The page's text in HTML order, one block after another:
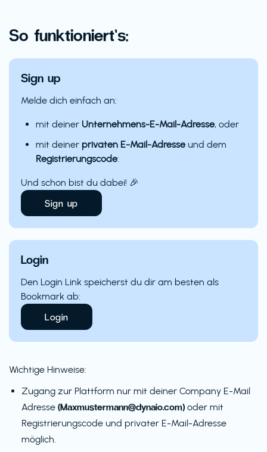
So funktioniert’s:
Sign up
Melde dich einfach an:
mit deiner Unternehmens-E-Mail-Adresse, oder
mit deiner privaten E-Mail-Adresse und dem
Registrierungscode:
Und schon bist du dabei! 🎉
Sign up
Login
Den Login Link speicherst du dir am besten als
Bookmark ab:
Login
Wichtige Hinweise:
Zugang zur Plattform nur mit deiner Company E-Mail
Adresse (Maxmustermann@dynaio.com) oder mit
Registrierungscode und privater E-Mail-Adresse
möglich.